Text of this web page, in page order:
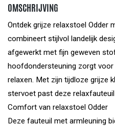
OMSCHRIJVING
Ontdek grijze relaxstoel Odder
combineert stijlvol landelijk
afgewerkt met fijn geweven
hoofdondersteuning zorgt
relaxen. Met zijn tijdloze grijze
stervoet past deze
Comfort van relaxstoel Odder
Deze fauteuil met armleuning